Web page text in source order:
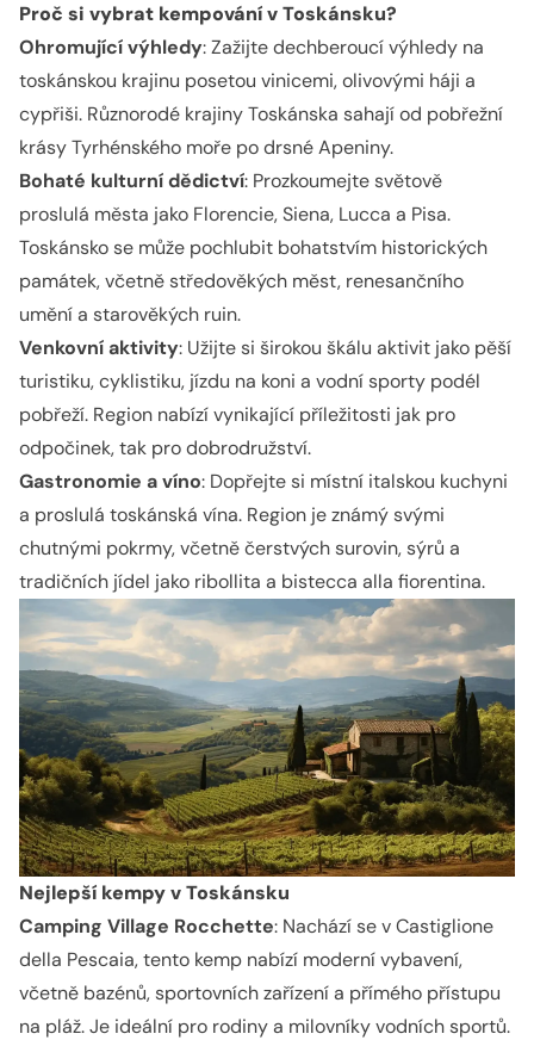
Proč si vybrat kempování v Toskánsku?
Ohromující výhledy: Zažijte dechberoucí výhledy na
toskánskou krajinu posetou vinicemi, olivovými háji a
cypřiši. Různorodé krajiny Toskánska sahají od pobřežní
krásy Tyrhénského moře po drsné Apeniny.
Bohaté kulturní dědictví: Prozkoumejte světově
proslulá města jako Florencie, Siena, Lucca a Pisa.
Toskánsko se může pochlubit bohatstvím historických
památek, včetně středověkých měst, renesančního
umění a starověkých ruin.
Venkovní aktivity: Užijte si širokou škálu aktivit jako pěší
turistiku, cyklistiku, jízdu na koni a vodní sporty podél
pobřeží. Region nabízí vynikající příležitosti jak pro
odpočinek, tak pro dobrodružství.
Gastronomie a víno: Dopřejte si místní italskou kuchyni
a proslulá toskánská vína. Region je známý svými
chutnými pokrmy, včetně čerstvých surovin, sýrů a
tradičních jídel jako ribollita a bistecca alla fiorentina.
Nejlepší kempy v Toskánsku
Camping Village Rocchette: Nachází se v Castiglione
della Pescaia, tento kemp nabízí moderní vybavení,
včetně bazénů, sportovních zařízení a přímého přístupu
na pláž. Je ideální pro rodiny a milovníky vodních sportů.